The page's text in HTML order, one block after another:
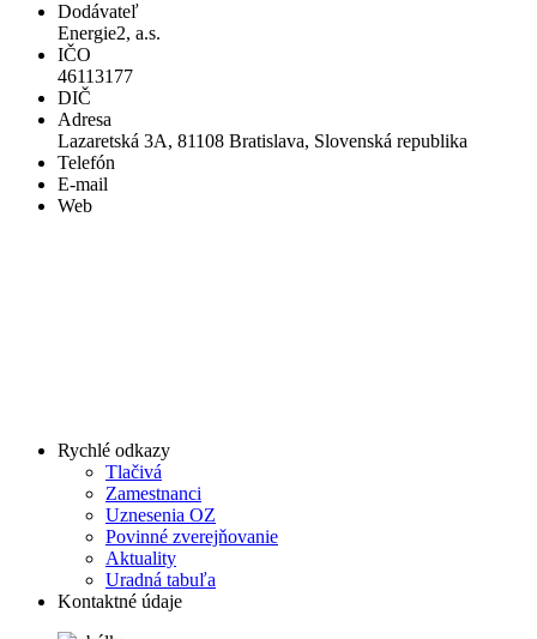
Dodávateľ
Energie2, a.s.
IČO
46113177
DIČ
Adresa
Lazaretská 3A, 81108 Bratislava, Slovenská republika
Telefón
E-mail
Web
Rychlé odkazy
Tlačivá
Zamestnanci
Uznesenia OZ
Povinné zverejňovanie
Aktuality
Uradná tabuľa
Kontaktné údaje